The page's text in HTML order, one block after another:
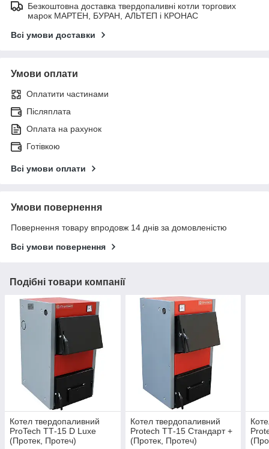
Безкоштовна доставка твердопаливні котли торгових
марок МАРТЕН, БУРАН, АЛЬТЕП і КРОНАС
Всі умови доставки
Умови оплати
Оплатити частинами
Післяплата
Оплата на рахунок
Готівкою
Всі умови оплати
Умови повернення
Повернення товару впродовж 14 днів за домовленістю
Всі умови повернення
Подібні товари компанії
Котел твердопаливний
ProTech ТТ-15 D Luxe
(Протек, Протеч)
Котел твердопаливний
Protech ТТ-15 Стандарт +
(Протек, Протеч)